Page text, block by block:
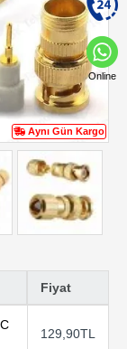
Aynı Gün Kargo
Fiyat
129,90TL
Online